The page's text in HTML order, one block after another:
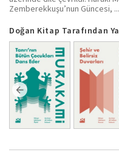
Zemberekkuşu’nun Güncesi, ...
Doğan Kitap Tarafından